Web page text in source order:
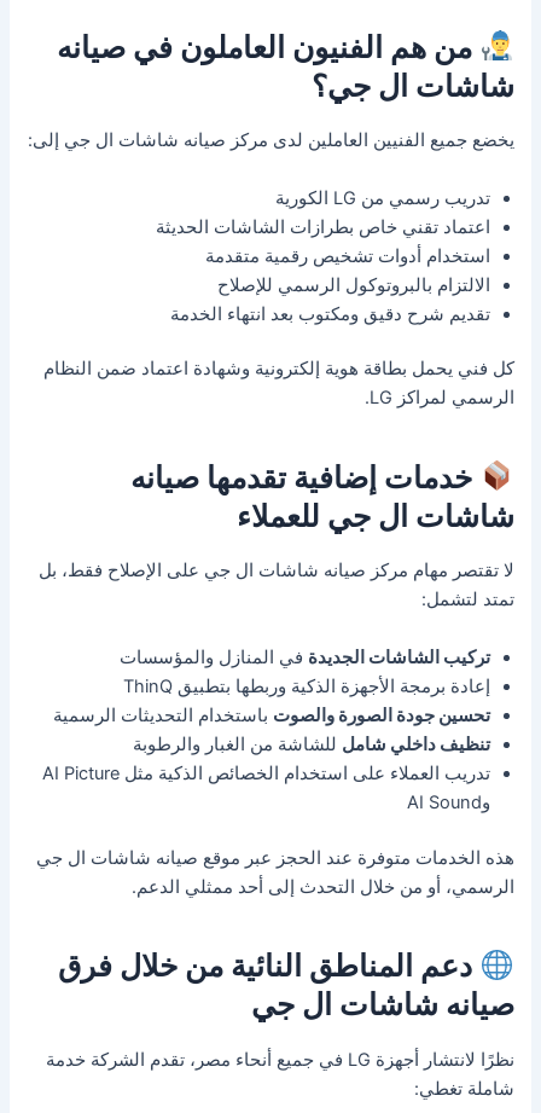
من هم الفنيون العاملون في صيانه
شاشات ال جي؟
يخضع جميع الفنيين العاملين لدى مركز صيانه شاشات ال جي إلى:
تدريب رسمي من LG الكورية
اعتماد تقني خاص بطرازات الشاشات الحديثة
استخدام أدوات تشخيص رقمية متقدمة
الالتزام بالبروتوكول الرسمي للإصلاح
تقديم شرح دقيق ومكتوب بعد انتهاء الخدمة
كل فني يحمل بطاقة هوية إلكترونية وشهادة اعتماد ضمن النظام
الرسمي لمراكز LG.
خدمات إضافية تقدمها صيانه
شاشات ال جي للعملاء
لا تقتصر مهام مركز صيانه شاشات ال جي على الإصلاح فقط، بل
تمتد لتشمل:
تركيب الشاشات الجديدة في المنازل والمؤسسات
إعادة برمجة الأجهزة الذكية وربطها بتطبيق ThinQ
تحسين جودة الصورة والصوت باستخدام التحديثات الرسمية
تنظيف داخلي شامل للشاشة من الغبار والرطوبة
تدريب العملاء على استخدام الخصائص الذكية مثل AI Picture
وAI Sound
هذه الخدمات متوفرة عند الحجز عبر موقع صيانه شاشات ال جي
الرسمي، أو من خلال التحدث إلى أحد ممثلي الدعم.
دعم المناطق النائية من خلال فرق
صيانه شاشات ال جي
نظرًا لانتشار أجهزة LG في جميع أنحاء مصر، تقدم الشركة خدمة
شاملة تغطي: